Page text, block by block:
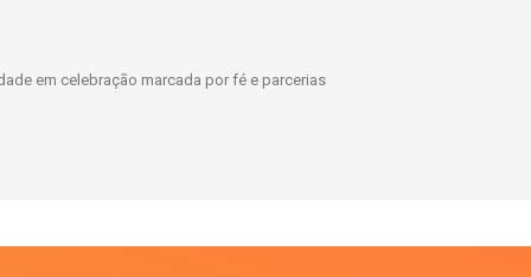
em celebração marcada por fé e parcerias